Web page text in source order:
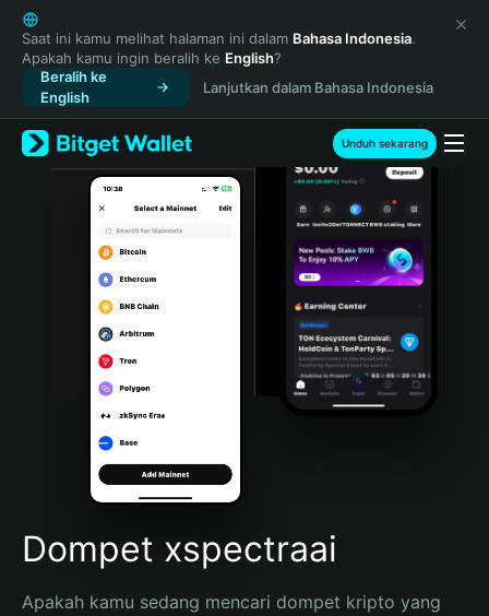
English
日本語
Tiếng Việt
Русский
Español (Latinoamérica)
Türkçe
Italiano
Português (Portugal)
Bahasa Indonesia
Português (Brasil)
Español (Argentina)
Saat ini kamu melihat halaman ini dalam Bahasa Indonesia.
Apakah kamu ingin beralih ke English?
Beralih ke
English
Lanjutkan dalam Bahasa Indonesia
Unduh sekarang
Dompet xspectraai
Apakah kamu sedang mencari dompet kripto yang